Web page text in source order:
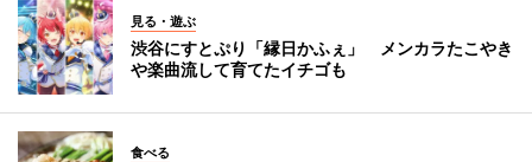
見る・遊ぶ
渋谷にすとぷり「縁日かふぇ」 メンカラたこやき
や楽曲流して育てたイチゴも
食べる